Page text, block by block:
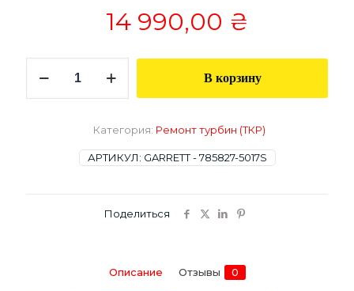
14 990,00 ₴
товара
В корзину
АРТИКУЛ: GARRETT - 785827-5017S
Категория: Ремонт турбин (ТКР)
Поделиться
Описание Отзывы 0